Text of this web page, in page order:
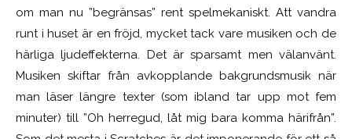
om man nu ”begränsas” rent spelmekaniskt. Att vandra
runt i huset är en fröjd, mycket tack vare musiken och de
härliga ljudeffekterna. Det är sparsamt men välanvänt.
Musiken skiftar från avkopplande bakgrundsmusik när
man läser längre texter (som ibland tar upp mot fem
minuter) till ”Oh herregud, låt mig bara komma härifrån”.